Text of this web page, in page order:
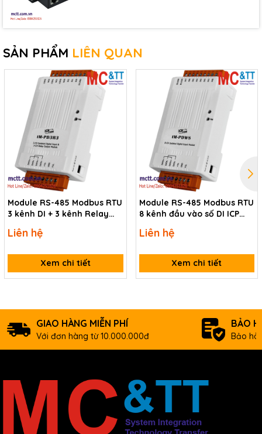
Storage Temperature
Data sheet
Documents
Thông tin mua hàng
tM-
P4A4
CR
4-channel Isolation DI (Wet) and 4-channel
Isolated DO (Source, PNP) Module (RoHS)
SẢN PHẨM LIÊN QUAN
Module RS-485 Modbus RTU
3 kênh DI + 3 kênh Relay
Liên hệ
Xem chi tiết
Module RS-485 Modbus RTU
8 kênh đầu vào số DI ICP
Liên hệ
Xem chi tiết
GIAO HÀNG MIỄN PHÍ
Với đơn hàng từ 10.000.000đ
BẢO
Bảo